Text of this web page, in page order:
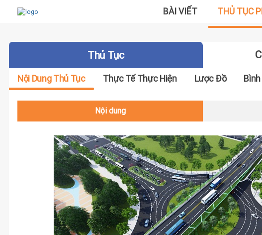
BÀI VIẾT THỦ TỤC
Thủ Tục
Nội Dung Thủ Tục Thực Tế Thực Hiện Lược Đồ
Nội dung